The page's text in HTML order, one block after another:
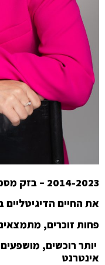
2014-2023 – בזק מסכמת
את החיים
פחות זוכרים,
יותר רוכשים,
אינטרנט